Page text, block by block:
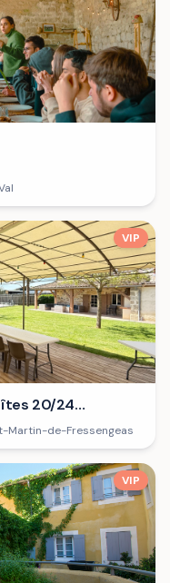
VIP
20/24
Martin-de-Fressengeas
VIP